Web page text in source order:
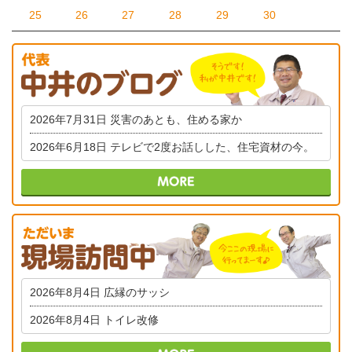
25
26 27 28 29 30
2026年7月31日 災害のあとも、住める家か
2026年6月18日 テレビで2度お話しした、住宅資材の今。
2026年8月4日 広縁のサッシ
2026年8月4日 トイレ改修